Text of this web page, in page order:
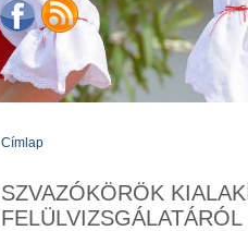
JELENLEGI HELY
Címlap
SZVAZÓKÖRÖK